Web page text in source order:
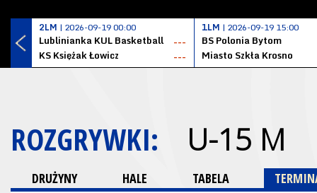
2LM | 2026-09-19 00:00
Lublinianka KUL Basketball
---
KS Księżak Łowicz
---
1LM | 2026-09-19 15:00
BS Polonia Bytom
Miasto Szkła Krosno
ROZGRYWKI: U-15 M
DRUŻYNY HALE TABELA